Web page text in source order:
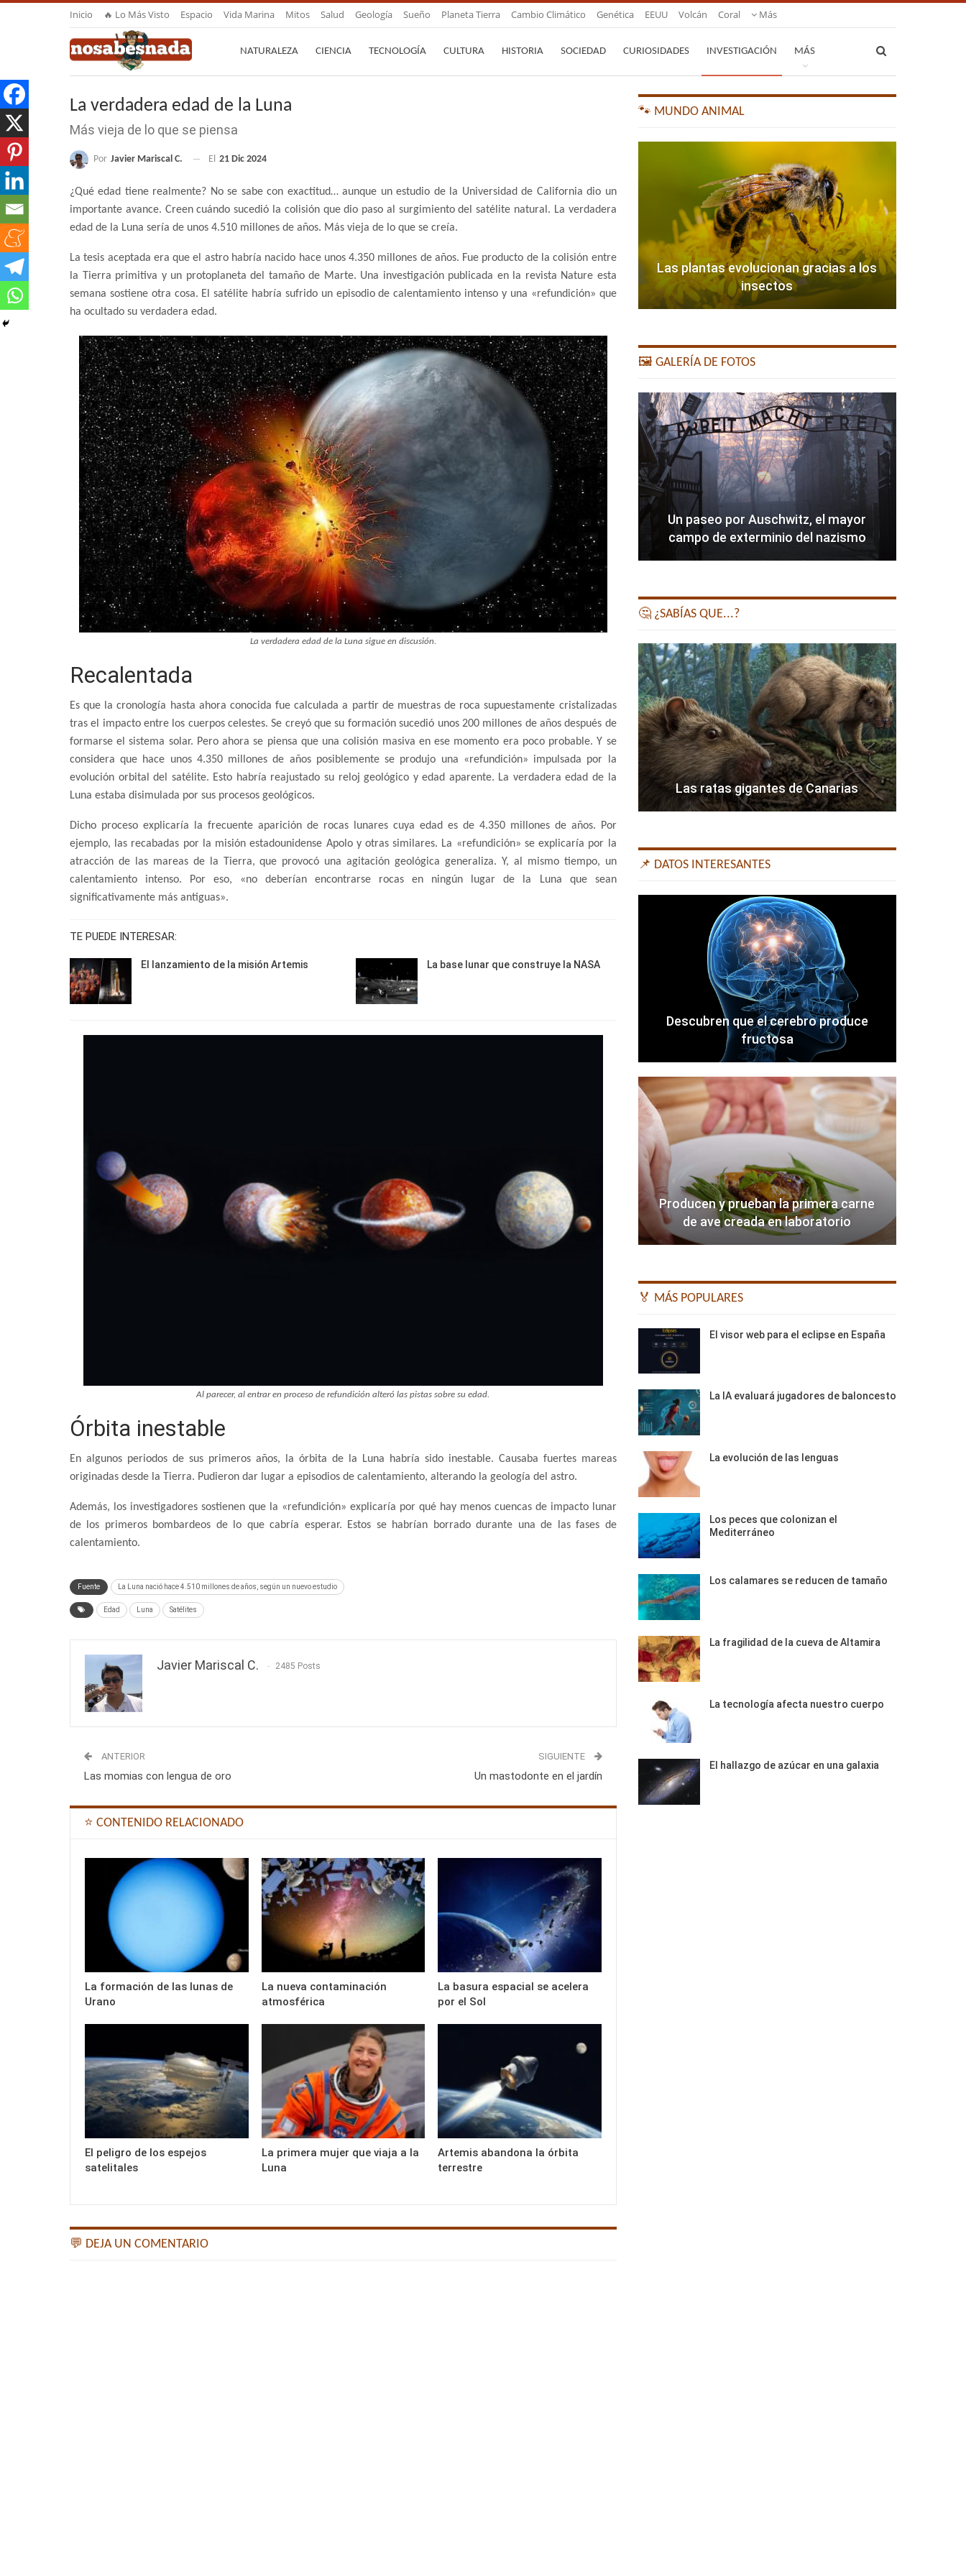
Inicio 🔥 Lo Más Visto Espacio Vida Marina Mitos Salud Geología Sueño Planeta Tierra Cambio Climático Genética EEUU Volcán Coral Más
NATURALEZA CIENCIA TECNOLOGÍA CULTURA HISTORIA SOCIEDAD CURIOSIDADES INVESTIGACIÓN MÁS
La verdadera edad de la Luna
Más vieja de lo que se piensa
Por Javier Mariscal C. El 21 Dic 2024
¿Qué edad tiene realmente? No se sabe con exactitud… aunque un estudio de la Universidad de California dio un
importante avance. Creen cuándo sucedió la colisión que dio paso al surgimiento del satélite natural. La verdadera
edad de la Luna sería de unos 4.510 millones de años. Más vieja de lo que se creía.
La tesis aceptada era que el astro habría nacido hace unos 4.350 millones de años. Fue producto de la colisión entre
la Tierra primitiva y un protoplaneta del tamaño de Marte. Una investigación publicada en la revista Nature esta
semana sostiene otra cosa. El satélite habría sufrido un episodio de calentamiento intenso y una «refundición» que
ha ocultado su verdadera edad.
La verdadera edad de la Luna sigue en discusión.
Recalentada
Es que la cronología hasta ahora conocida fue calculada a partir de muestras de roca supuestamente cristalizadas
tras el impacto entre los cuerpos celestes. Se creyó que su formación sucedió unos 200 millones de años después de
formarse el sistema solar. Pero ahora se piensa que una colisión masiva en ese momento era poco probable. Y se
considera que hace unos 4.350 millones de años posiblemente se produjo una «refundición» impulsada por la
evolución orbital del satélite. Esto habría reajustado su reloj geológico y edad aparente. La verdadera edad de la
Luna estaba disimulada por sus procesos geológicos.
Dicho proceso explicaría la frecuente aparición de rocas lunares cuya edad es de 4.350 millones de años. Por
ejemplo, las recabadas por la misión estadounidense Apolo y otras similares. La «refundición» se explicaría por la
atracción de las mareas de la Tierra, que provocó una agitación geológica generaliza. Y, al mismo tiempo, un
calentamiento intenso. Por eso, «no deberían encontrarse rocas en ningún lugar de la Luna que sean
significativamente más antiguas».
TE PUEDE INTERESAR:
El lanzamiento de la misión Artemis La base lunar que construye la NASA
Al parecer, al entrar en proceso de refundición alteró las pistas sobre su edad.
Órbita inestable
En algunos periodos de sus primeros años, la órbita de la Luna habría sido inestable. Causaba fuertes mareas
originadas desde la Tierra. Pudieron dar lugar a episodios de calentamiento, alterando la geología del astro.
Además, los investigadores sostienen que la «refundición» explicaría por qué hay menos cuencas de impacto lunar
de los primeros bombardeos de lo que cabría esperar. Estos se habrían borrado durante una de las fases de
calentamiento.
Fuente La Luna nació hace 4.510 millones de años, según un nuevo estudio
Edad Luna Satélites
Javier Mariscal C. 2485 Posts
ANTERIOR
Las momias con lengua de oro
SIGUIENTE
Un mastodonte en el jardín
⭐ CONTENIDO RELACIONADO
La formación de las lunas de
Urano
La nueva contaminación
atmosférica
La basura espacial se acelera
por el Sol
El peligro de los espejos
satelitales
La primera mujer que viaja a la
Luna
Artemis abandona la órbita
terrestre
💬 DEJA UN COMENTARIO
🐾 MUNDO ANIMAL
Las plantas evolucionan gracias a los
insectos
🖼️ GALERÍA DE FOTOS
Un paseo por Auschwitz, el mayor
campo de exterminio del nazismo
🤔 ¿SABÍAS QUE...?
Las ratas gigantes de Canarias
📌 DATOS INTERESANTES
Descubren que el cerebro produce
fructosa
Producen y prueban la primera carne
de ave creada en laboratorio
🏅 MÁS POPULARES
El visor web para el eclipse en España
La IA evaluará jugadores de baloncesto
La evolución de las lenguas
Los peces que colonizan el
Mediterráneo
Los calamares se reducen de tamaño
La fragilidad de la cueva de Altamira
La tecnología afecta nuestro cuerpo
El hallazgo de azúcar en una galaxia